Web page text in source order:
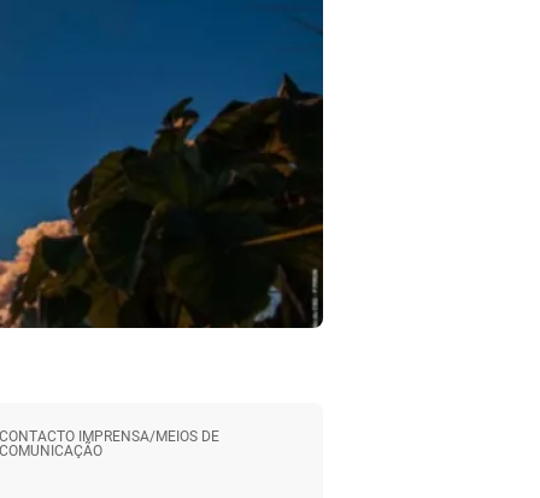
CONTACTO IMPRENSA/MEIOS DE
COMUNICAÇÃO